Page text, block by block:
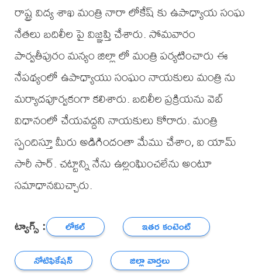
రాష్ట్ర విద్య శాఖ మంత్రి నారా లోకేష్ కు ఉపాధ్యాయ సంఘ
నేతలు బదిలీల పై విజ్ఞప్తి చేశారు. సోమవారం
పార్వతీపురం మన్యం జిల్లా లో మంత్రి పర్యటించారు ఈ
నేపథ్యంలో ఉపాధ్యాయు సంఘం నాయకులు మంత్రి ను
మర్యాదపూర్వకంగా కలిశారు. బదిలీల ప్రక్రియను వెబ్
విధానంలో చేయవద్దని నాయకులు కోరారు. మంత్రి
స్పందిస్తూ మీరు అడిగిందంతా మేము చేశాం, ఐ యామ్
సారీ సార్. చట్టాన్ని నేను ఉల్లంఘించలేను అంటూ
సమాధానమిచ్చారు.
ట్యాగ్స్ : లోకల్
ఇతర కంటెంట్
నోటిఫికేషన్
జిల్లా వార్తలు